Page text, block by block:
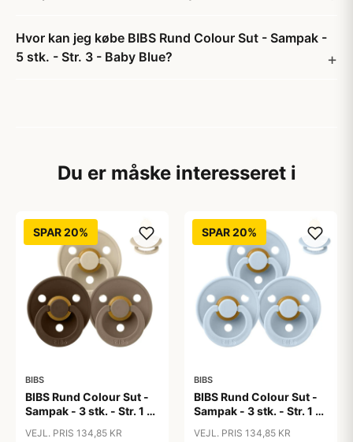
Hvor kan jeg købe BIBS Rund Colour Sut - Sampak -
5 stk. - Str. 3 - Baby Blue?
Du er måske interesseret i
SPAR 20%
BIBS
BIBS Rund Colour Sut -
Sampak - 3 stk. - Str. 1 -
VEJL. PRIS 134,85 KR
SPAR 20%
BIBS
BIBS Rund Colour Sut -
Sampak - 3 stk. - Str. 1 -
VEJL. PRIS 134,85 KR